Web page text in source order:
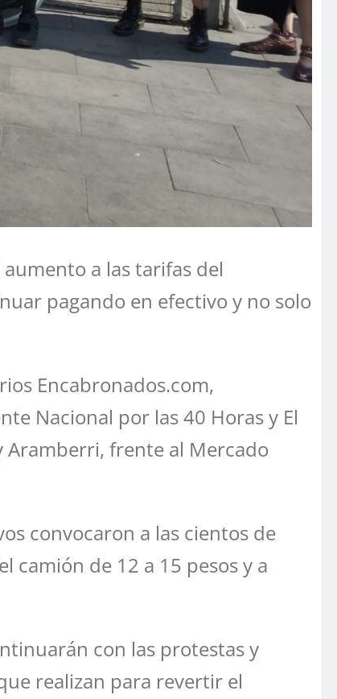
a las tarifas del
pagando en efectivo y no solo
Encabronados.com,
Nacional por las 40 Horas y El
Aramberri, frente al Mercado
convocaron a las cientos de
camión de 12 a 15 pesos y a
con las protestas y
realizan para revertir el